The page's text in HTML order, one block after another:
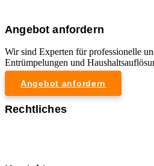
Angebot anfordern
Wir sind Experten für professionelle
Entrümpelungen und
Angebot anfordern
Rechtliches